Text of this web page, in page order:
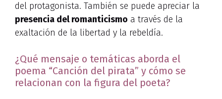
del protagonista. También se puede apreciar la
presencia del romanticismo a través de la
exaltación de la libertad y la rebeldía.
¿Qué mensaje o temáticas aborda el
poema “Canción del pirata” y cómo se
relacionan con la figura del poeta?